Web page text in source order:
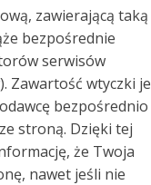
zawierającą taką
bezpośrednie
serwisów
Zawartość wtyczki
stroną. Dzięki tej
że Twoja
nawet jeśli nie